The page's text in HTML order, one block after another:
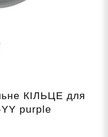
КІЛЬЦЕ для
purple